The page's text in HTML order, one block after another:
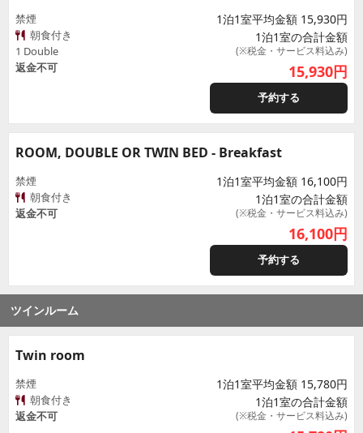
禁煙
朝食付き
1 Double
返金不可
1泊1室平均金額 15,930円
1泊1室の合計金額
(※税金・サービス料込み)
15,930円
予約する
ROOM, DOUBLE OR TWIN BED - Breakfast
禁煙
朝食付き
返金不可
1泊1室平均金額 16,100円
1泊1室の合計金額
(※税金・サービス料込み)
16,100円
予約する
ツインルーム
Twin room
禁煙
朝食付き
返金不可
1泊1室平均金額 15,780円
1泊1室の合計金額
(※税金・サービス料込み)